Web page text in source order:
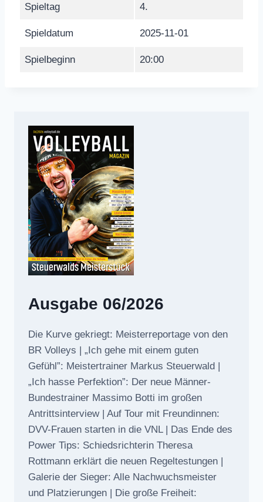
Spieltag 4.
Spieldatum 2025-11-01
Spielbeginn 20:00
Ausgabe 06/2026
Die Kurve gekriegt: Meisterreportage von den
BR Volleys | „Ich gehe mit einem guten
Gefühl”: Meistertrainer Markus Steuerwald |
„Ich hasse Perfektion”: Der neue Männer-
Bundestrainer Massimo Botti im großen
Antrittsinterview | Auf Tour mit Freundinnen:
DVV-Frauen starten in die VNL | Das Ende des
Power Tips: Schiedsrichterin Theresa
Rottmann erklärt die neuen Regeltestungen |
Galerie der Sieger: Alle Nachwuchsmeister
und Platzierungen | Die große Freiheit: